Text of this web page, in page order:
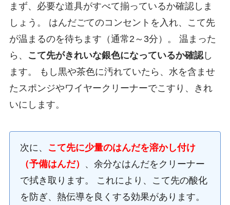
まず、必要な道具がすべて揃っているか確認しま
しょう。 はんだごてのコンセントを入れ、こて先
が温まるのを待ちます（通常2～3分）。 温まった
ら、
こて先がきれいな銀色になっているか確認し
ます。 もし黒や茶色に汚れていたら、水を含ませ
たスポンジやワイヤークリーナーでこすり、きれ
いにします。
次に、
こて先に少量のはんだを溶かし付け
（予備はんだ）
、余分なはんだをクリーナー
で拭き取ります。 これにより、こて先の酸化
を防ぎ、熱伝導を良くする効果があります。